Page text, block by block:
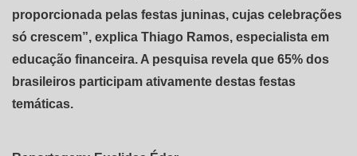
proporcionada pelas festas juninas, cujas celebrações
só crescem”, explica Thiago Ramos, especialista em
educação financeira. A pesquisa revela que 65% dos
brasileiros participam ativamente destas festas
temáticas.